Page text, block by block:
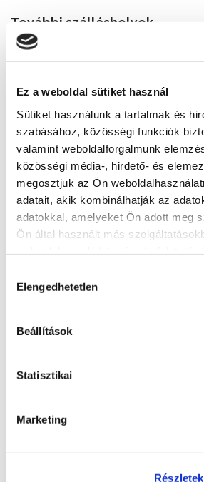
Ez a weboldal sütiket használ
Sütiket használunk a tartalmak és
szabásához, közösségi funkciók
valamint weboldalforgalmunk
közösségi média-, hirdető- és
megosztjuk az Ön
adatait, akik kombinálhatják az
adatokkal, amelyeket Ön adott meg
Ön által használt más
kiválasztása
Elengedhetetlen
Beállítások
Statisztikai
Marketing
További szálláshelyek